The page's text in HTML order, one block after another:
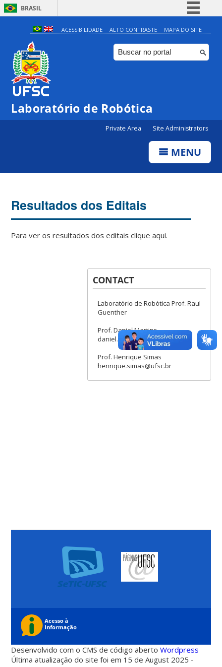
BRASIL
Simplifique!
Comunica BR
Participe
Canais
ACESSIBILIDADE ALTO CONTRASTE MAPA DO SITE
Laboratório de Robótica
Private Area Site Administrators
MENU
Resultados dos Editais
Para ver os resultados dos editais clique aqui.
CONTACT
Laboratório de Robótica Prof. Raul
Guenther
Prof. Daniel Martins
daniel.martins@ufsc.br
Prof. Henrique Simas
henrique.simas@ufsc.br
Desenvolvido com o CMS de código abertoWordpress
Última atualização do site foi em 15 de August 2025 -